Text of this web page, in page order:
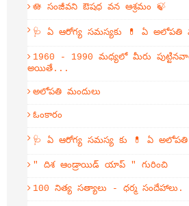
🪷 సంజీవని ఔషధ వన ఆశ్రమం 🍃
🩺 ఏ ఆరోగ్య సమస్యకు 💊 ఏ అలోపతి
1960 - 1990 మధ్యలో మీరు
అయితే...
అలోపతి మందులు
ఓంకారం
🩺 ఏ ఆరోగ్య సమస్య కు 💊 ఏ
" దిశ ఆండ్రాయిడ్ యాప్ " గురించి
100 నిత్య సత్యాలు - ధర్మ సందేహాలు.